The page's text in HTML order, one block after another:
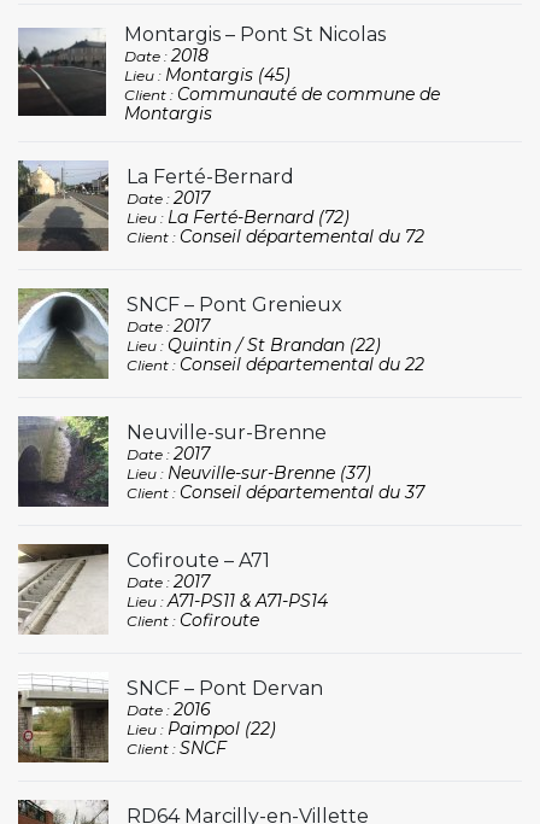
Montargis – Pont St Nicolas
Date :2018
Lieu : Montargis (45)
Client : Communauté de commune de
Montargis
La Ferté-Bernard
Date :2017
Lieu : La Ferté-Bernard (72)
Client : Conseil départemental du 72
SNCF – Pont Grenieux
Date :2017
Lieu : Quintin / St Brandan (22)
Client : Conseil départemental du 22
Neuville-sur-Brenne
Date :2017
Lieu : Neuville-sur-Brenne (37)
Client : Conseil départemental du 37
Cofiroute – A71
Date :2017
Lieu :A71-PS11 & A71-PS14
Client : Cofiroute
SNCF – Pont Dervan
Date :2016
Lieu : Paimpol (22)
Client : SNCF
RD64 Marcilly-en-Villette